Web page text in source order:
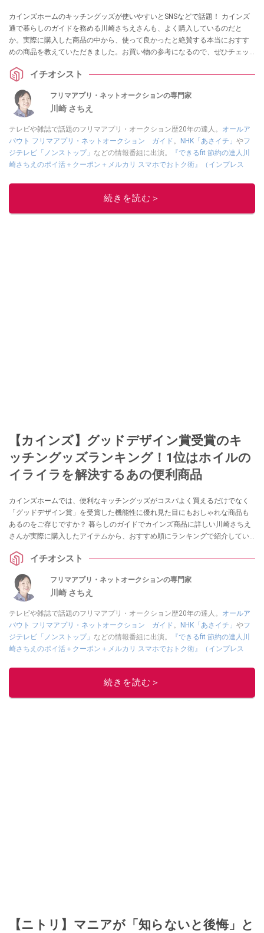
カインズホームのキッチングッズが使いやすいとSNSなどで話題！ カインズ
通で暮らしのガイドを務める川崎さちえさんも、よく購入しているのだと
か。実際に購入した商品の中から、使って良かったと絶賛する本当におすす
めの商品を教えていただきました。お買い物の参考になるので、ぜひチェッ
イチオシスト
フリマアプリ・ネットオークションの専門家
川崎 さちえ
テレビや雑誌で話題のフリマアプリ・オークション歴20年の達人。 オールア
バウト フリマアプリ・ネットオークション ガイド。 NHK「あさイチ」 やフ
ジテレビ「ノンストップ」 などの情報番組に出演。
『できるfit 節約の達人川
崎さちえのポイ活＋クーポン＋メルカリ スマホでおトク術』（インプレス
的に稼ぐ！』（翔泳社刊）
■経歴：2003年、夫が子育てをするために、突然会社を辞める。翌月からの
続きを読む＞
【カインズ】グッドデザイン賞受賞のキ
ッチングッズランキング！1位はホイルの
イライラを解決するあの便利商品
カインズホームでは、便利なキッチングッズがコスパよく買えるだけでなく
「グッドデザイン賞」を受賞した機能性に優れ見た目にもおしゃれな商品も
あるのをご存じですか？ 暮らしのガイドでカインズ商品に詳しい川崎さちえ
さんが実際に購入したアイテムから、おすすめ順にランキングで紹介してい
イチオシスト
フリマアプリ・ネットオークションの専門家
川崎 さちえ
テレビや雑誌で話題のフリマアプリ・オークション歴20年の達人。 オールア
バウト フリマアプリ・ネットオークション ガイド。 NHK「あさイチ」 やフ
ジテレビ「ノンストップ」 などの情報番組に出演。
『できるfit 節約の達人川
崎さちえのポイ活＋クーポン＋メルカリ スマホでおトク術』（インプレス
的に稼ぐ！』（翔泳社刊）
■経歴：2003年、夫が子育てをするために、突然会社を辞める。翌月からの
続きを読む＞
【ニトリ】マニアが「知らないと後悔」と